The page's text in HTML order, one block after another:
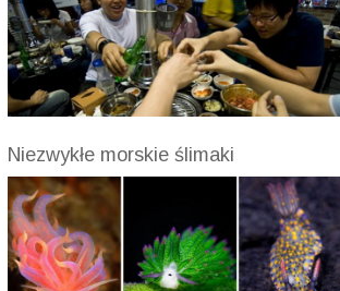
Niezwykłe morskie ślimaki